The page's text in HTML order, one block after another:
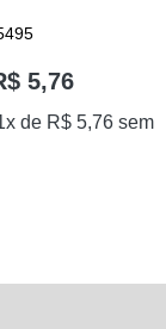
5,76
de R$ 5,76 sem